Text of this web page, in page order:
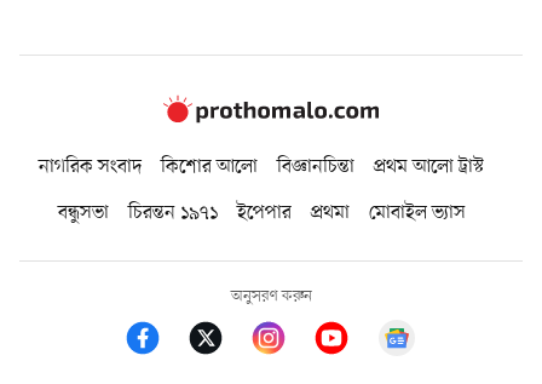
নাগরিক সংবাদ কিশোর আলো বিজ্ঞানচিন্তা
প্রথম আলো ট্রাস্ট
বন্ধুসভা
চিরন্তন ১৯৭১ ইপেপার প্রথমা মোবাইল ভ্যাস
অনুসরণ করুন